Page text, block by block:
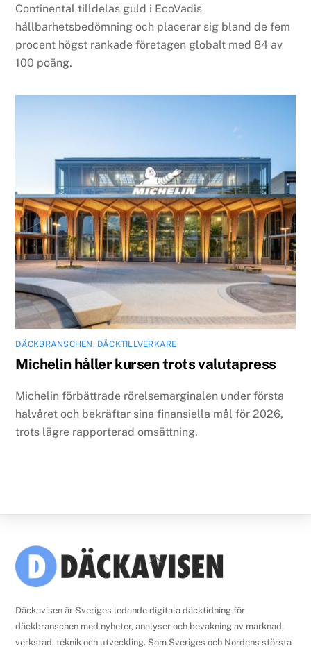
Continental tilldelas guld i EcoVadis
hållbarhetsbedömning och placerar sig bland de fem
procent högst rankade företagen globalt med 84 av
100 poäng.
DÄCKBRANSCHEN, DÄCKTILLVERKARE
Michelin håller kursen trots valutapress
Michelin förbättrade rörelsemarginalen under första
halvåret och bekräftar sina finansiella mål för 2026,
trots lägre rapporterad omsättning.
Back
To
Däckavisen är Sveriges ledande digitala däcktidning för
däckbranschen med nyheter, analyser och bevakning av marknad,
verkstad, teknik och utveckling. Som Sveriges och Nordens största